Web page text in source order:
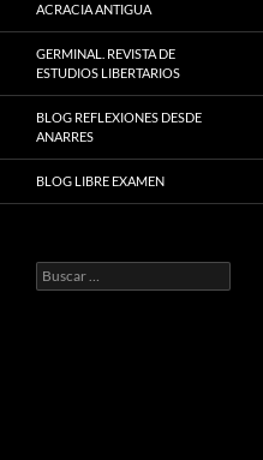
ACRACIA ANTIGUA
GERMINAL. REVISTA DE
ESTUDIOS LIBERTARIOS
BLOG REFLEXIONES DESDE
ANARRES
BLOG LIBRE EXAMEN
Buscar: